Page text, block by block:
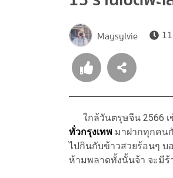
Maysylvie
ใกล้วันตรุษจีน 2566 เ
ทั่วกรุงเทพ มาฝากทุกคน
ไปกินกับข้าวสวยร้อนๆ บ
ห้ามพลาดทั้งนั้นจ้า จะมีร้